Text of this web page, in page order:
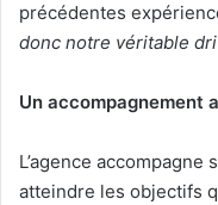
précédentes
donc notre véritable
Un accompagnement
L’agence
atteindre les objectifs